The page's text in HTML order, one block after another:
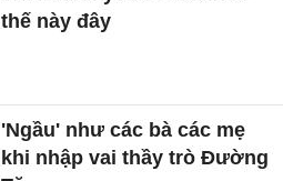
thế này đây
'Ngầu' như các bà các mẹ
khi nhập vai thầy trò Đường